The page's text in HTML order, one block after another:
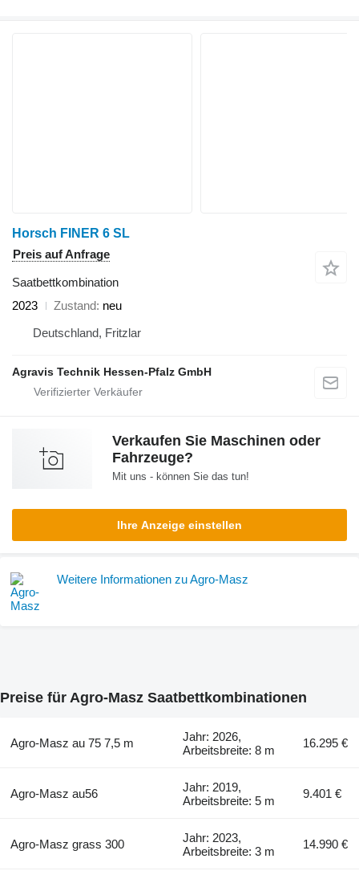
Horsch FINER 6 SL
Preis auf Anfrage
Saatbettkombination
2023
Zustand neu
Deutschland, Fritzlar
Agravis Technik Hessen-Pfalz GmbH
Verkaufen Sie Maschinen oder
Fahrzeuge?
Mit uns - können Sie das tun!
Ihre Anzeige einstellen
Weitere Informationen zu Agro-Masz
Preise für Agro-Masz Saatbettkombinationen
Agro-Masz au 75 7,5 m
Jahr: 2026,
Arbeitsbreite: 8 m
16.295 €
Agro-Masz au56
Jahr: 2019,
Arbeitsbreite: 5 m
9.401 €
Agro-Masz grass 300
Jahr: 2023,
Arbeitsbreite: 3 m
14.990 €